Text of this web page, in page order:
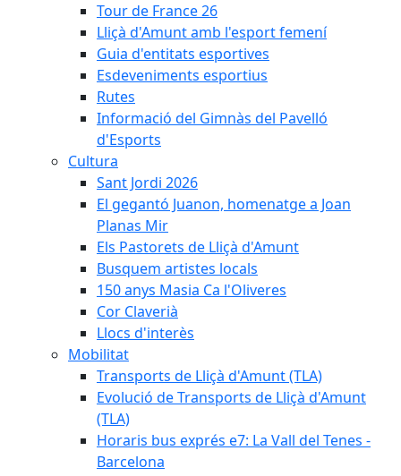
Tour de France 26
Lliçà d'Amunt amb l'esport femení
Guia d'entitats esportives
Esdeveniments esportius
Rutes
Informació del Gimnàs del Pavelló
d'Esports
Cultura
Sant Jordi 2026
El gegantó Juanon, homenatge a Joan
Planas Mir
Els Pastorets de Lliçà d'Amunt
Busquem artistes locals
150 anys Masia Ca l'Oliveres
Cor Claverià
Llocs d'interès
Mobilitat
Transports de Lliçà d'Amunt (TLA)
Evolució de Transports de Lliçà d'Amunt
(TLA)
Horaris bus exprés e7: La Vall del Tenes -
Barcelona